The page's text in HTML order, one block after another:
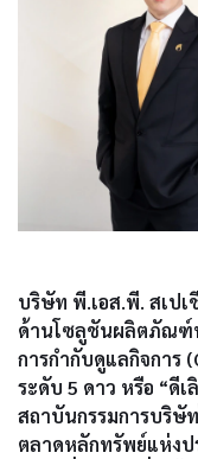
บริษัท พี.เอส.พี. สเป
ด้านโซลูชันผลิตภัณฑ์
การกำกับดูแลกิจการ
ระดับ 5 ดาว หรือ “ดีเ
สถาบันกรรมการบริษั
ตลาดหลักทรัพย์แห่งป